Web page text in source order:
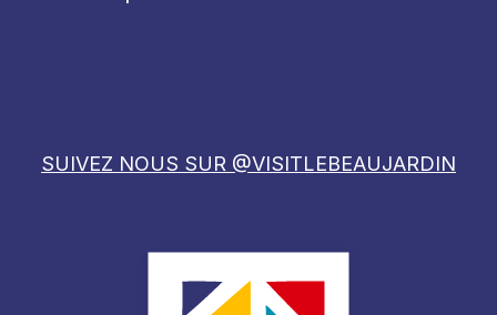
SUIVEZ NOUS SUR @VISITLEBEAUJARDIN